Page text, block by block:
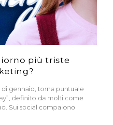
più triste
gennaio, torna puntuale
definito da molti come
Sui social compaiono